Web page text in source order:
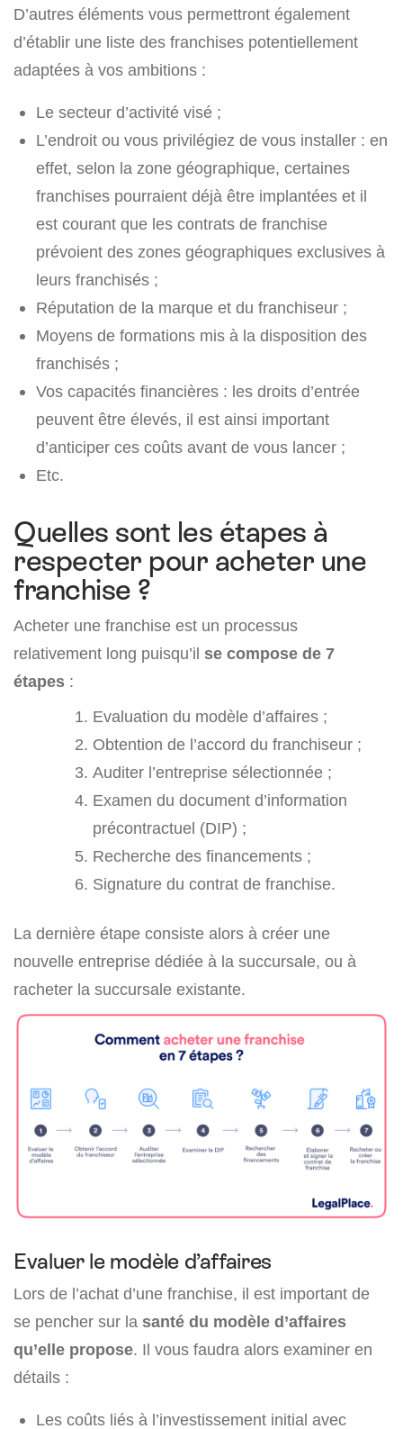
D’autres éléments vous permettront également
d’établir une liste des franchises potentiellement
adaptées à vos ambitions :
Le secteur d’activité visé ;
L’endroit ou vous privilégiez de vous installer : en
effet, selon la zone géographique, certaines
franchises pourraient déjà être implantées et il
est courant que les contrats de franchise
prévoient des zones géographiques exclusives à
leurs franchisés ;
Réputation de la marque et du franchiseur ;
Moyens de formations mis à la disposition des
franchisés ;
Vos capacités financières : les droits d’entrée
peuvent être élevés, il est ainsi important
d’anticiper ces coûts avant de vous lancer ;
Etc.
Quelles sont les étapes à
respecter pour acheter une
franchise ?
Acheter une franchise est un processus
relativement long puisqu’il se compose de 7
étapes :
Evaluation du modèle d’affaires ;
Obtention de l’accord du franchiseur ;
Auditer l’entreprise sélectionnée ;
Examen du document d’information
précontractuel (DIP) ;
Recherche des financements ;
Signature du contrat de franchise.
La dernière étape consiste alors à créer une
nouvelle entreprise dédiée à la succursale, ou à
racheter la succursale existante.
Evaluer le modèle d’affaires
Lors de l’achat d’une franchise, il est important de
se pencher sur la santé du modèle d’affaires
qu’elle propose. Il vous faudra alors examiner en
détails :
Les coûts liés à l’investissement initial avec